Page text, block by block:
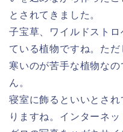
とされてきました。
子宝草、ワイルドスト
ている植物ですね。た
寒いのが苦手な植物な
ん。
寝室に飾るといいとさ
りますね。インターネ